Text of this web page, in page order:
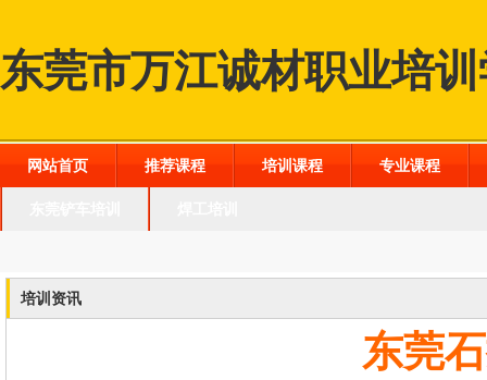
东莞市万江诚材职业培
网站首页 推荐课程 培训课程 专业课程
培训资讯
东莞